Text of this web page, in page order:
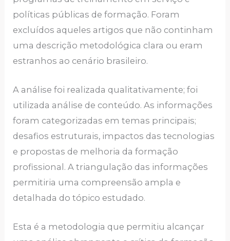
políticas públicas de formação. Foram
excluídos aqueles artigos que não continham
uma descrição metodológica clara ou eram
estranhos ao cenário brasileiro.
A análise foi realizada qualitativamente; foi
utilizada análise de conteúdo. As informações
foram categorizadas em temas principais;
desafios estruturais, impactos das tecnologias
e propostas de melhoria da formação
profissional. A triangulação das informações
permitiria uma compreensão ampla e
detalhada do tópico estudado.
Esta é a metodologia que permitiu alcançar